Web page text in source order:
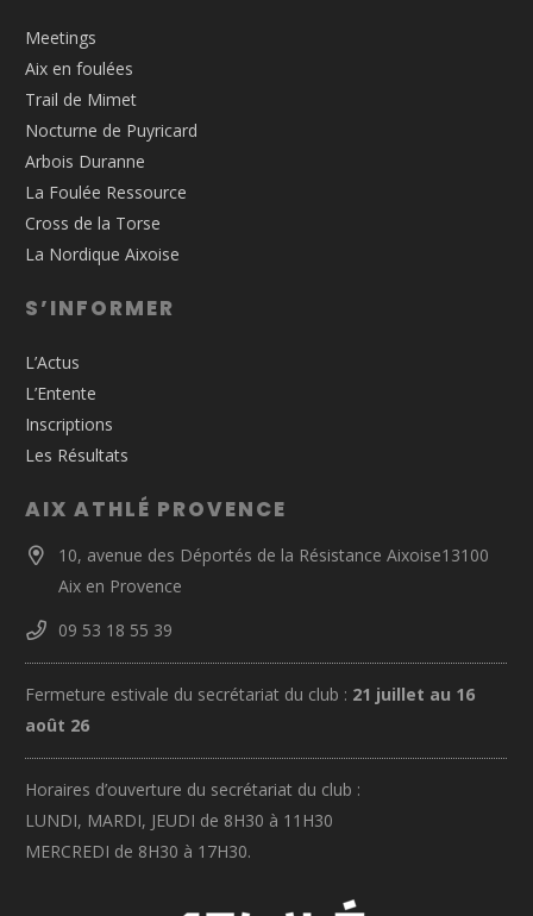
Meetings
Aix en foulées
Trail de Mimet
Nocturne de Puyricard
Arbois Duranne
La Foulée Ressource
Cross de la Torse
La Nordique Aixoise
S’INFORMER
L’Actus
L’Entente
Inscriptions
Les Résultats
AIX ATHLÉ PROVENCE
10, avenue des Déportés de la Résistance Aixoise13100
Aix en Provence
09 53 18 55 39
Fermeture estivale du secrétariat du club : 21 juillet au 16
août 26
Horaires d’ouverture du secrétariat du club :
LUNDI, MARDI, JEUDI de 8H30 à 11H30
MERCREDI de 8H30 à 17H30.